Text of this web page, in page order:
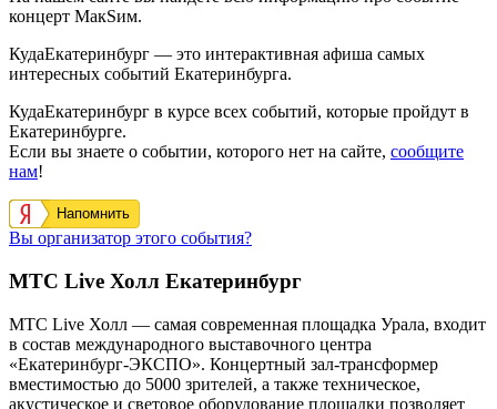
концерт МакSим.
КудаЕкатеринбург — это интерактивная афиша самых
интересных событий Екатеринбурга.
КудаЕкатеринбург в курсе всех событий, которые пройдут в
Екатеринбурге.
Если вы знаете о событии, которого нет на сайте, сообщите
нам!
Напомнить
Вы организатор этого события?
МТС Live Холл Екатеринбург
МТС Live Холл — самая современная площадка Урала, входит
в состав международного выставочного центра
«Екатеринбург-ЭКСПО». Концертный зал-трансформер
вместимостью до 5000 зрителей, а также техническое,
акустическое и световое оборудование площадки позволяет